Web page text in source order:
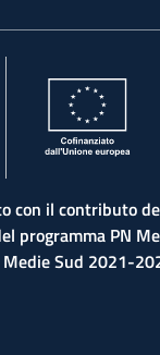
con il contributo
programma PN
Medie Sud 2021-